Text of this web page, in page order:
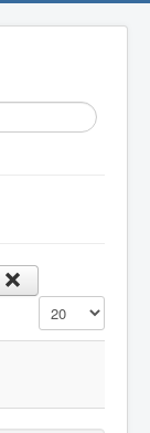
Affichage #